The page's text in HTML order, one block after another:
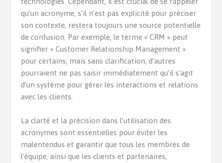
qu’un acronyme, s’il n’est pas explicité pour préciser
son contexte, restera toujours une source potentielle
de confusion. Par exemple, le terme « CRM » peut
signifier « Customer Relationship Management »
pour certains, mais sans clarification, d’autres
pourraient ne pas saisir immédiatement qu’il s’agit
d’un système pour gérer les interactions et relations
avec les clients.
La clarté et la précision dans l’utilisation des
acronymes sont essentielles pour éviter les
malentendus et garantir que tous les membres de
l’équipe, ainsi que les clients et partenaires,